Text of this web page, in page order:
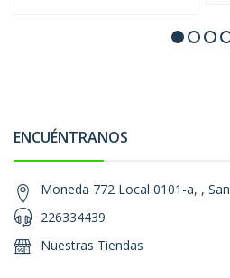
ENCUÉNTRANOS
Moneda 772 Local 0101-a, ,
226334439
Nuestras Tiendas